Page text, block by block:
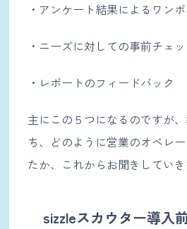
・アンケート結果によるワン
・ニーズに対しての事前チェ
・レポートのフィードバック
主にこの５つになるのですが
ち、どのように営業のオペレ
たか、これからお聞きしていき
sizzleスカウター導入